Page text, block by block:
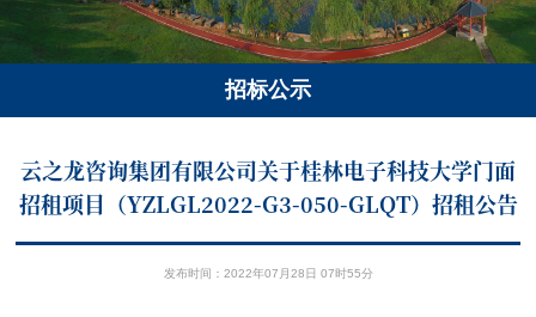
招标公示
云之龙咨询集团有限公司关于桂林电子科技大学门面
招租项目（YZLGL2022-G3-050-GLQT）招租公告
发布时间：2022年07月28日 07时55分